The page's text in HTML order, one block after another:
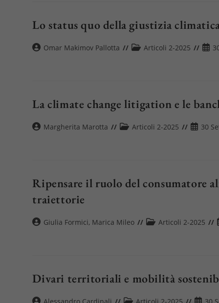
Lo status quo della giustizia
AutoreOmar Makimov Pallotta
Categoria
Articoli 2-2025
La climate change litigation e le
AutoreMargherita Marotta
Categoria
Articoli 2-2025
Articolo
30
Ripensare il ruolo del consumatore
traiettorie
AutoreGiulia Formici, Marica Mileo
Categoria
Articoli 2-2025
Divari territoriali e mobilità
Autore
Categoria
Articolo